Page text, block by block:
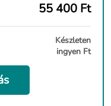
55 400 Ft
Készleten
ingyen Ft